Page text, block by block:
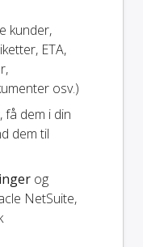
kunder,
ETA,
osv.)
, få dem i din
dem til
og
NetSuite,